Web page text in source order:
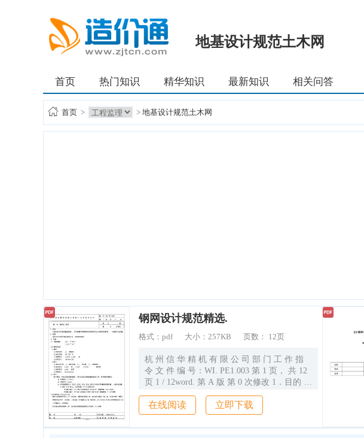
造价通
地基设计规范土木网
首页 热门知识 精华知识 最新知识 相关问答
首页 > > 地基设计规范土木网
钢网设计规范精选.
格式： pdf 大小： 257KB 页数： 12页
杭 州 信 华 精 机 有 限 公 司 部 门 工 作 指
令 文 件 编 号：WI. PE1.003 第 1 页， 共 12
页 1 / 12word. 第 A 版 第 0 次修改 1．目的 为
更好的对印刷质量的控制， 作为锡膏印刷钢
网和印胶钢网的设计和制作的参考， 以提高
产品质量。 2．范围 适用于杭州信华精机有
限公司 SMT钢网制作。 3. 内容 3.1 常用网
在线阅读 立即下载